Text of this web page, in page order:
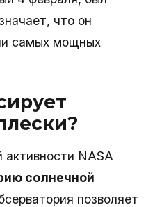
что он
самых мощных
активности NASA
солнечной
позволяет